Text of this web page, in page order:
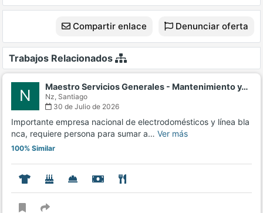
Compartir enlace Denunciar oferta
Trabajos Relacionados
N Maestro Servicios Generales - Mantenimiento y…
Nz, Santiago
30 de Julio de 2026
Importante empresa nacional de electrodomésticos y línea bla
nca, requiere persona para sumar a… Ver más
100% Similar